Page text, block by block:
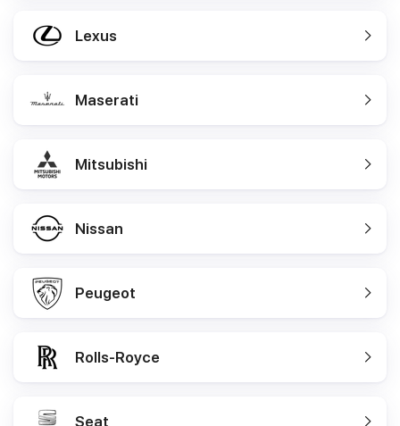
Lexus
Maserati
Mitsubishi
Nissan
Peugeot
Rolls-Royce
Seat